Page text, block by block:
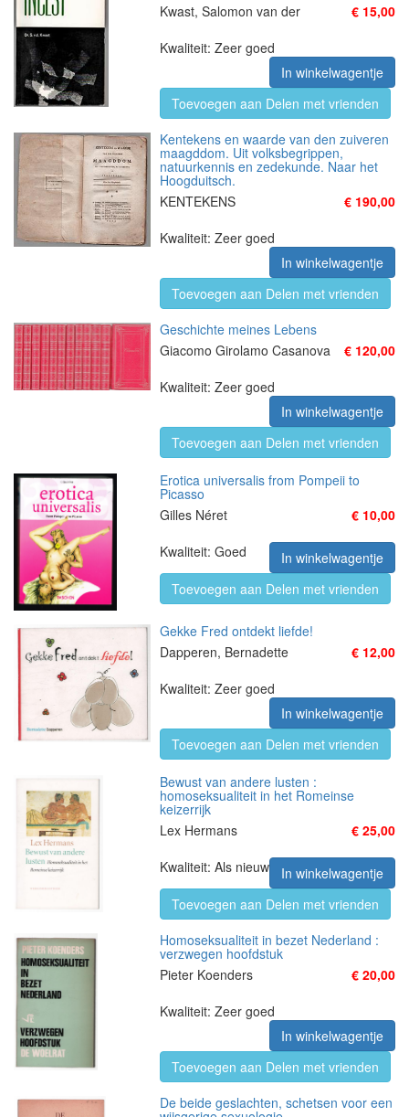
Kwast, Salomon van der
€ 15,00
Kwaliteit: Zeer goed
In winkelwagentje
Toevoegen aan Delen met vrienden
Kentekens en waarde van den zuiveren
maagddom. Uit volksbegrippen,
natuurkennis en zedekunde. Naar het
Hoogduitsch.
KENTEKENS
€ 190,00
Kwaliteit: Zeer goed
In winkelwagentje
Toevoegen aan Delen met vrienden
Geschichte meines Lebens
Giacomo Girolamo Casanova
€ 120,00
Kwaliteit: Zeer goed
In winkelwagentje
Toevoegen aan Delen met vrienden
Erotica universalis from Pompeii to
Picasso
Gilles Néret
€ 10,00
Kwaliteit: Goed
In winkelwagentje
Toevoegen aan Delen met vrienden
Gekke Fred ontdekt liefde!
Dapperen, Bernadette
€ 12,00
Kwaliteit: Zeer goed
In winkelwagentje
Toevoegen aan Delen met vrienden
Bewust van andere lusten :
homoseksualiteit in het Romeinse
keizerrijk
Lex Hermans
€ 25,00
Kwaliteit: Als nieuw
In winkelwagentje
Toevoegen aan Delen met vrienden
Homoseksualiteit in bezet Nederland :
verzwegen hoofdstuk
Pieter Koenders
€ 20,00
Kwaliteit: Zeer goed
In winkelwagentje
Toevoegen aan Delen met vrienden
De beide geslachten, schetsen voor een